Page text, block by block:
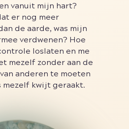
vanuit mijn hart?
er nog meer
de aarde, was mijn
verdwenen? Hoe
loslaten en me
mezelf zonder aan de
anderen te moeten
mezelf kwijt geraakt.